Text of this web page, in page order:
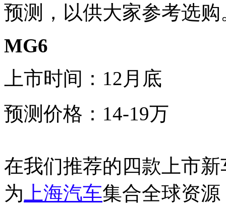
预测，以供大家参考选购
MG6
上市时间：12月底
预测价格：14-19万
在我们推荐的四款上市
为 上海汽车集合全球资